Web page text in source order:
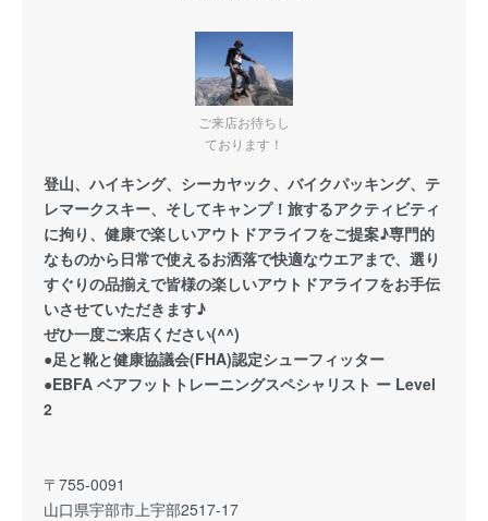
ご来店お待ちし
ております！
登山、ハイキング、シーカヤック、バイクパッキング、テ
レマークスキー、そしてキャンプ！旅するアクティビティ
に拘り、健康で楽しいアウトドアライフをご提案♪専門的
なものから日常で使えるお洒落で快適なウエアまで、選り
すぐりの品揃えで皆様の楽しいアウトドアライフをお手伝
いさせていただきます♪
ぜひ一度ご来店ください(^^)
●足と靴と健康協議会(FHA)認定シューフィッター
●EBFA ベアフットトレーニングスペシャリスト ー Level
2
〒755-0091
山口県宇部市上宇部2517-17